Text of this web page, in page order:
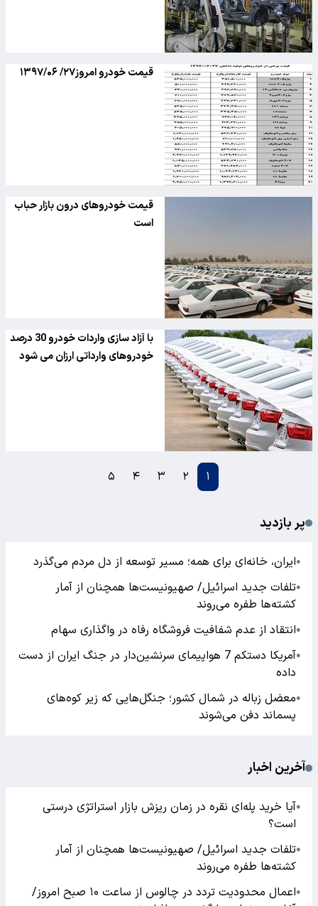
قیمت خودرو امروز۲۷/ ۱۳۹۷/۰۶
قیمت خودروهای درون بازار حباب
است
با آزاد سازی واردات خودرو 30 درصد
خودروهای وارداتی ارزان می شود
۱ ۲ ۳ ۴ ۵
پر بازدید
●ایران، خانه‌ای برای همه؛ مسیر توسعه از دل مردم می‌گذرد
●تلفات جدید اسرائیل/ صهیونیست‌ها همچنان از آمار
کشته‌ها طفره می‌روند
●انتقاد از عدم شفافیت فروشگاه رفاه در واگذاری سهام
●
آمریکا دستکم 7 هواپیمای سرنشین‌دار در جنگ ایران از دست
داده
●معضل زباله در شمال کشور؛ جنگل‌هایی که زیر کوه‌های
پسماند دفن می‌شوند
آخرین اخبار
●آیا خرید پله‌ای نقره در زمان ریزش بازار استراتژی درستی
است؟
●تلفات جدید اسرائیل/ صهیونیست‌ها همچنان از آمار
کشته‌ها طفره می‌روند
●
اعمال محدودیت تردد در چالوس از ساعت ۱۰ صبح امروز/